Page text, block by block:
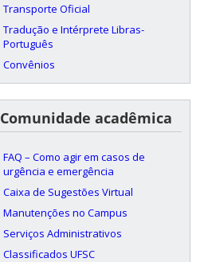
Transporte Oficial
Tradução e Intérprete Libras-
Português
Convênios
Comunidade acadêmica
FAQ – Como agir em casos de
urgência e emergência
Caixa de Sugestões Virtual
Manutenções no Campus
Serviços Administrativos
Classificados UFSC